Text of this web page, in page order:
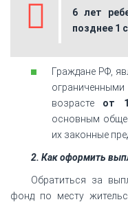
6 лет
позднее 1
Граждане РФ,
возрасте от
основным
их законные
2. Как оформить
Обратиться за
фонд по месту